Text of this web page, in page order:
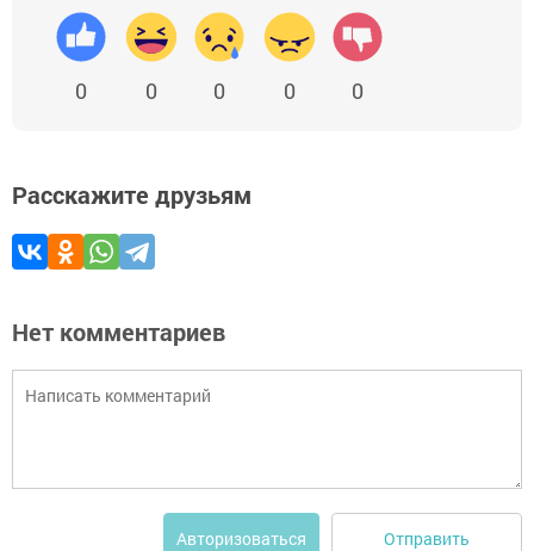
0 0 0 0 0
Расскажите друзьям
Нет комментариев
Авторизоваться Отправить